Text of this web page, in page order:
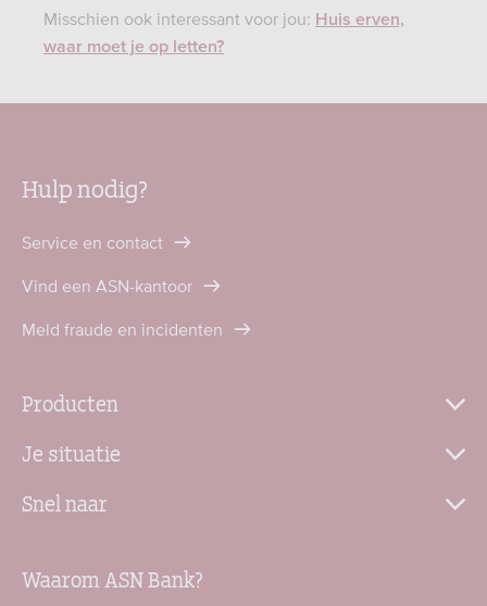
Misschien ook interessant voor jou: Huis erven,
waar moet je op letten?
Hulp nodig?
Service en contact
Vind een ASN-kantoor
Meld fraude en incidenten
Producten
Je situatie
Snel naar
Waarom ASN Bank?